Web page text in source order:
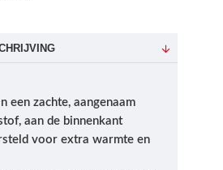
een zachte, aangenaam
aan de binnenkant
voor extra warmte en